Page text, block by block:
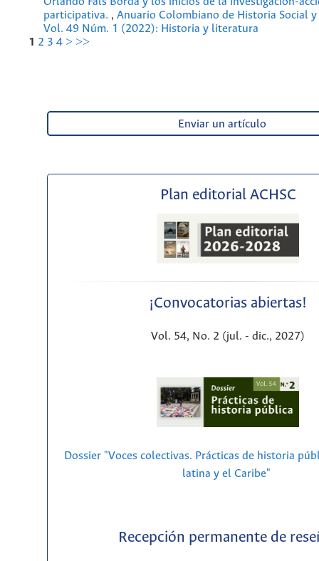
participativa. , Anuario Colombiano de Historia Social
Vol. 49 Núm. 1 (2022): Historia y literatura
1 2 3 4 > >>
Enviar un artículo
Plan editorial ACHSC
¡Convocatorias abiertas!
Vol. 54, No. 2 (jul. - dic., 2027)
Dossier "Voces colectivas. Prácticas de historia
latina y el Caribe"
Recepción permanente de